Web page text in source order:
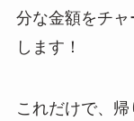
分な金額をチ
します！
これだけで、